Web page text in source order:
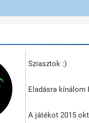
Sziasztok :)
Eladásra kínálom
A játékot 2015